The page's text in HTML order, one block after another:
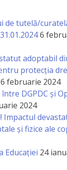
de tutelă/
6
adoptabil
protecția
6 februarie 2024
DGPDC și
2024
Impactul
și fizice ale
Educației 24